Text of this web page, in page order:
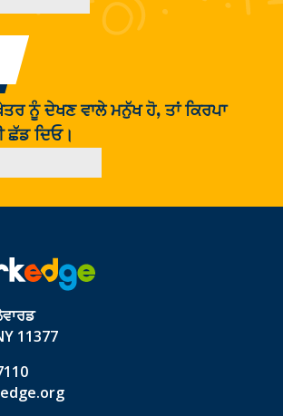
ਨੂੰ ਦੇਖਣ ਵਾਲੇ ਮਨੁੱਖ ਹੋ, ਤਾਂ ਕਿਰਪਾ
ਛੱਡ ਦਿਓ।
11377